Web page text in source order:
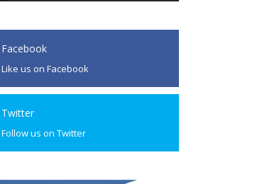
Facebook
Like us on Facebook
Twitter
Follow us on Twitter